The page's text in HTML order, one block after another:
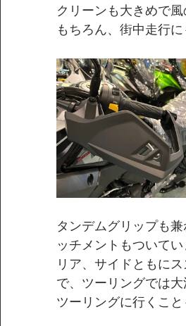
クリーンも大きめで
もちろん、街中走行
タンデムグリップも
ッチメントもついてい
リア、サイドともに
で、ツーリングでは
ツーリングに行くこ